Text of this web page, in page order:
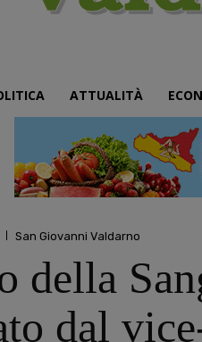
ATTUALITÀ
San Giovanni Valdarno
della
dal